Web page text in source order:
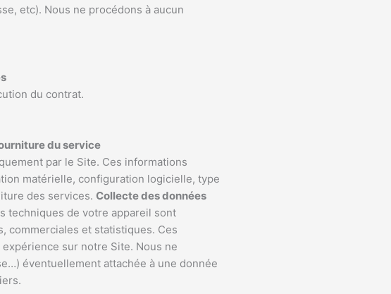
etc). Nous ne procédons à aucun
du contrat.
du service
par le Site. Ces informations
matérielle, configuration logicielle, type
des services. Collecte des données
techniques de votre appareil sont
commerciales et statistiques. Ces
sur notre Site. Nous ne
éventuellement attachée à une donnée